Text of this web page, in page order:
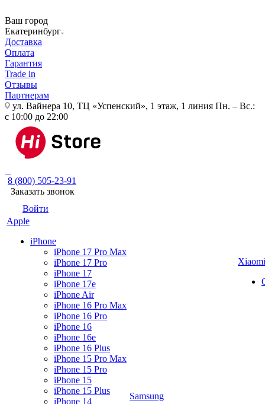
Ваш город
Екатеринбург
Доставка
Оплата
Гарантия
Trade in
Отзывы
Партнерам
ул. Вайнера 10, ТЦ «Успенский», 1 этаж, 1 линия Пн. – Вс.:
с 10:00 до 22:00
8 (800) 505-23-91
Заказать звонок
Войти
Apple
iPhone
iPhone 17 Pro Max
iPhone 17 Pro
iPhone 17
iPhone 17e
iPhone Air
iPhone 16 Pro Max
iPhone 16 Pro
iPhone 16
iPhone 16e
iPhone 16 Plus
iPhone 15 Pro Max
iPhone 15 Pro
iPhone 15
iPhone 15 Plus
iPhone 14
Samsung
Xiaomi